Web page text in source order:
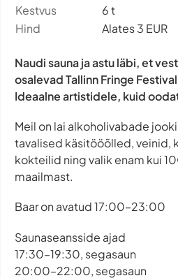
Kestvus
6 t
Hind
Alates 3 EUR
Naudi sauna ja astu läbi, et
osalevad Tallinn Fringe
Ideaalne artistidele, kuid
Meil on lai alkoholivabade
tavalised käsitööõlled, veinid,
kokteilid ning valik enam kui
maailmast.
Baar on avatud 17:00–23:00
Saunaseansside ajad
17:30–19:30, segasaun
20:00–22:00, segasaun